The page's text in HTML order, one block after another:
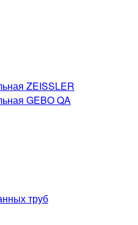
ZEISSLER
GEBO QA
труб